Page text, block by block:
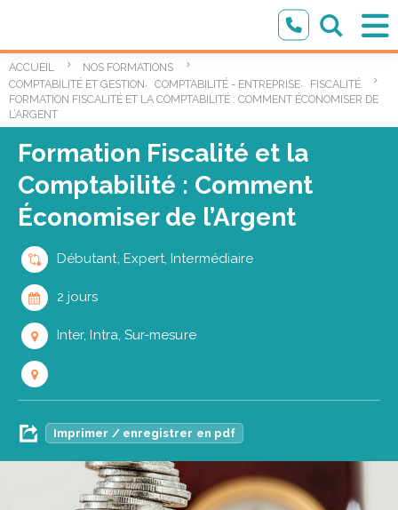
ACCUEIL
NOS FORMATIONS
COMPTABILITÉ ET GESTION, COMPTABILITÉ - ENTREPRISE,
FISCALITÉ
FORMATION FISCALITÉ ET LA COMPTABILITÉ : COMMENT ÉCONOMISER DE
L’ARGENT
Formation Fiscalité et la
Comptabilité : Comment
Économiser de l’Argent
Débutant, Expert, Intermédiaire
2 jours
Inter, Intra, Sur-mesure
Imprimer / enregistrer en pdf